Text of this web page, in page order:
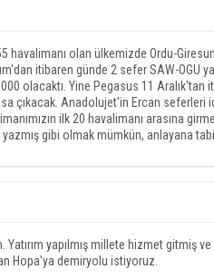
havalimanı olan ülkemizde Ordu-
itibaren günde 2 sefer SAW-OGU
olacaktı. Yine Pegasus 11
çıkacak. Anadolujet'in Ercan seferleri
ilk 20 havalimanı arasına
gibi olmak mümkün, anlayana
Yatırım yapılmış millete hizmet gitmiş
Hopa'ya demiryolu istiyoruz.